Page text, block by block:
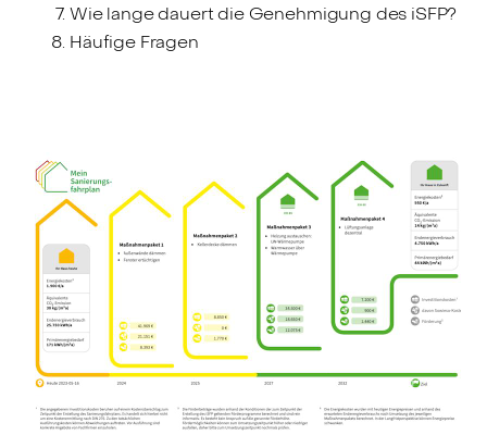
Wie lange dauert die Genehmigung des iSFP?
Häufige Fragen